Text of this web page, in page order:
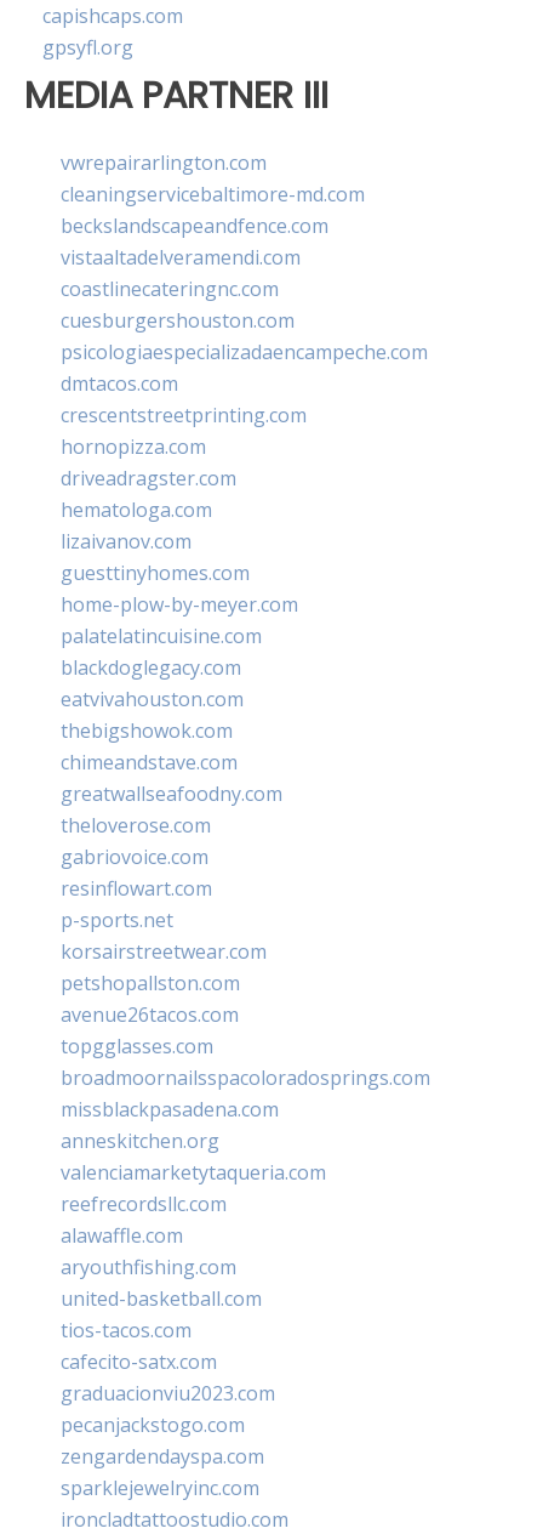
capishcaps.com
gpsyfl.org
MEDIA PARTNER III
vwrepairarlington.com
cleaningservicebaltimore-md.com
beckslandscapeandfence.com
vistaaltadelveramendi.com
coastlinecateringnc.com
cuesburgershouston.com
psicologiaespecializadaencampeche.com
dmtacos.com
crescentstreetprinting.com
hornopizza.com
driveadragster.com
hematologa.com
lizaivanov.com
guesttinyhomes.com
home-plow-by-meyer.com
palatelatincuisine.com
blackdoglegacy.com
eatvivahouston.com
thebigshowok.com
chimeandstave.com
greatwallseafoodny.com
theloverose.com
gabriovoice.com
resinflowart.com
p-sports.net
korsairstreetwear.com
petshopallston.com
avenue26tacos.com
topgglasses.com
broadmoornailsspacoloradosprings.com
missblackpasadena.com
anneskitchen.org
valenciamarketytaqueria.com
reefrecordsllc.com
alawaffle.com
aryouthfishing.com
united-basketball.com
tios-tacos.com
cafecito-satx.com
graduacionviu2023.com
pecanjackstogo.com
zengardendayspa.com
sparklejewelryinc.com
ironcladtattoostudio.com